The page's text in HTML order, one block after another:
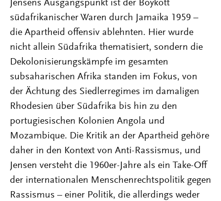
Jensens Ausgangspunkt ist der Boykott
südafrikanischer Waren durch Jamaika 1959 –
die Apartheid offensiv ablehnten. Hier wurde
nicht allein Südafrika thematisiert, sondern die
Dekolonisierungskämpfe im gesamten
subsaharischen Afrika standen im Fokus, von
der Ächtung des Siedlerregimes im damaligen
Rhodesien über Südafrika bis hin zu den
portugiesischen Kolonien Angola und
Mozambique. Die Kritik an der Apartheid gehöre
daher in den Kontext von Anti-Rassismus, und
Jensen versteht die 1960er-Jahre als ein Take-Off
der internationalen Menschenrechtspolitik gegen
Rassismus – einer Politik, die allerdings weder